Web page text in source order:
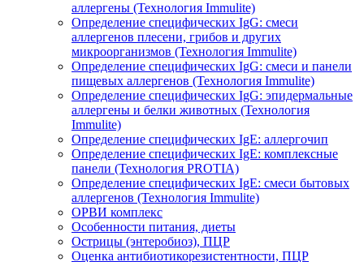
аллергены (Технология Immulite)
Определение специфических IgG: смеси
аллергенов плесени, грибов и других
микроорганизмов (Технология Immulite)
Определение специфических IgG: смеси и панели
пищевых аллергенов (Технология Immulite)
Определение специфических IgG: эпидермальные
аллергены и белки животных (Технология
Immulite)
Определение специфических IgЕ: аллергочип
Определение специфических IgЕ: комплексные
панели (Технология PROTIA)
Определение специфических IgЕ: смеси бытовых
аллергенов (Технология Immulite)
ОРВИ комплекс
Особенности питания, диеты
Острицы (энтеробиоз), ПЦР
Оценка антибиотикорезистентности, ПЦР